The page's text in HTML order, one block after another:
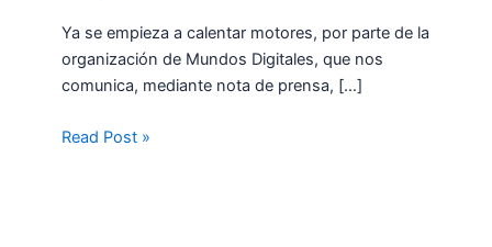
Ya se empieza a calentar motores, por parte de la
organización de Mundos Digitales, que nos
comunica, mediante nota de prensa, […]
Read Post »